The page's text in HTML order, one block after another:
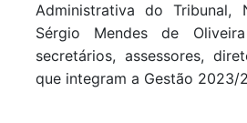
Administrativa do Tribunal,
Sérgio Mendes de
secretários, assessores,
que integram a Gestão 2023/